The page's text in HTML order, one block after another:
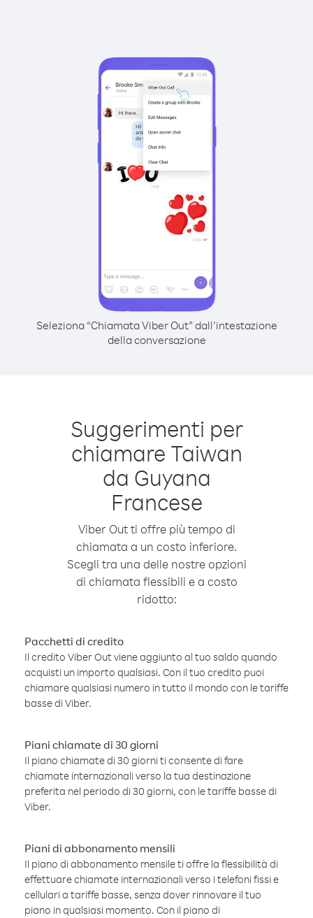
Seleziona “Chiamata Viber Out” dall’intestazione
della conversazione
Suggerimenti per
chiamare Taiwan
da Guyana
Francese
Viber Out ti offre più tempo di
chiamata a un costo inferiore.
Scegli tra una delle nostre opzioni
di chiamata flessibili e a costo
ridotto:
Pacchetti di credito
Il credito Viber Out viene aggiunto al tuo saldo quando
acquisti un importo qualsiasi. Con il tuo credito puoi
chiamare qualsiasi numero in tutto il mondo con le tariffe
basse di Viber.
Piani chiamate di 30 giorni
Il piano chiamate di 30 giorni ti consente di fare
chiamate internazionali verso la tua destinazione
preferita nel periodo di 30 giorni, con le tariffe basse di
Viber.
Piani di abbonamento mensili
Il piano di abbonamento mensile ti offre la flessibilità di
effettuare chiamate internazionali verso i telefoni fissi e
cellulari a tariffe basse, senza dover rinnovare il tuo
piano in qualsiasi momento. Con il piano di